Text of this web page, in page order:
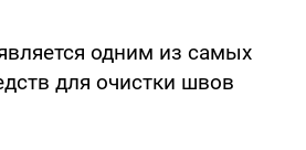
одним из самых
для очистки швов